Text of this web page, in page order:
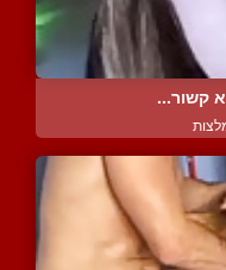
קשור...